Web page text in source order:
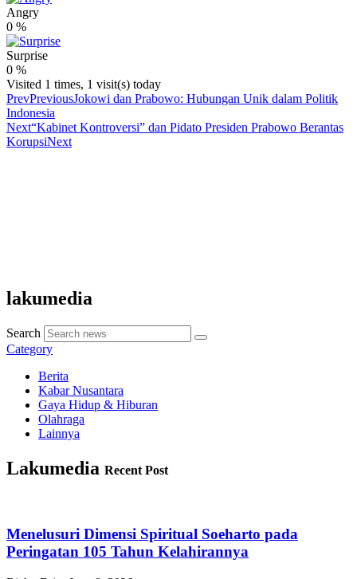
Angry
0 %
Surprise
0 %
Visited 1 times, 1 visit(s) today
PrevPreviousJokowi dan Prabowo: Hubungan Unik dalam Politik
Indonesia
Next“Kabinet Kontroversi” dan Pidato Presiden Prabowo Berantas
KorupsiNext
lakumedia
Search
Category
Berita
Kabar Nusantara
Gaya Hidup & Hiburan
Olahraga
Lainnya
Lakumedia Recent Post
Menelusuri Dimensi Spiritual Soeharto pada
Peringatan 105 Tahun Kelahirannya